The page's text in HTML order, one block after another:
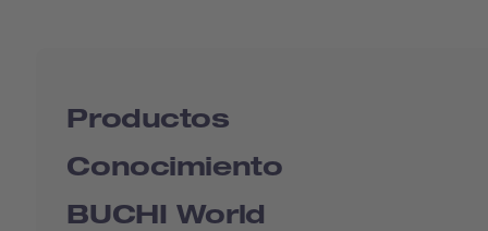
Productos
Conocimiento
BUCHI World